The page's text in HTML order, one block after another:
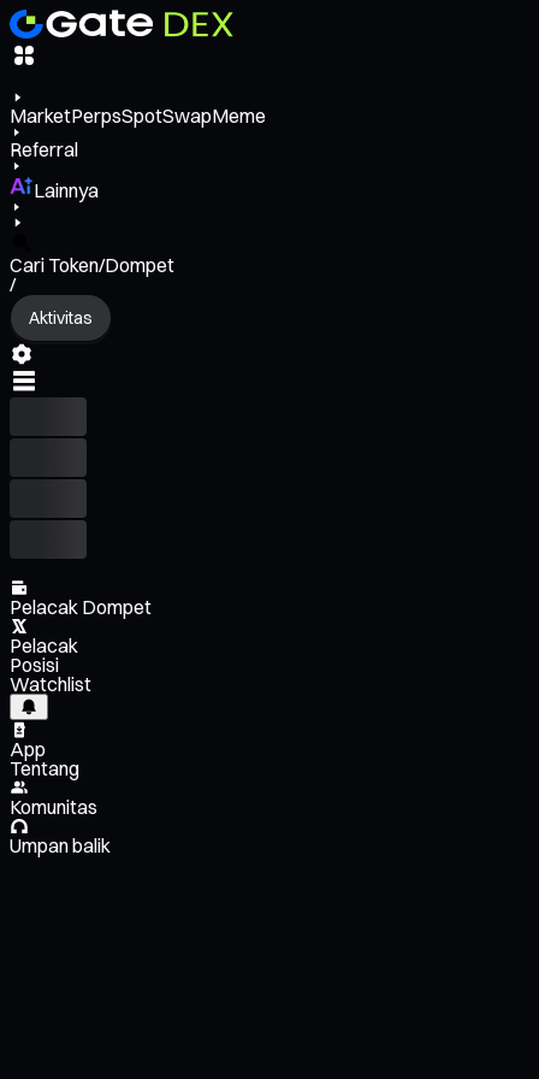
MarketPerpsSpotSwapMeme
Referral
Lainnya
Cari Token/Dompet
/
Aktivitas
Pelacak Dompet
Pelacak
Posisi
Watchlist
App
Tentang
Komunitas
Umpan balik